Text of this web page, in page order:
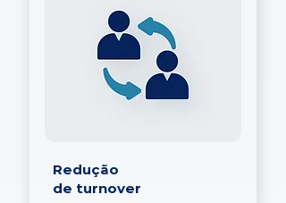
Redução
de turnover